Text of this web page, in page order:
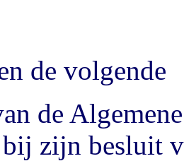
de volgende
de
zijn besluit